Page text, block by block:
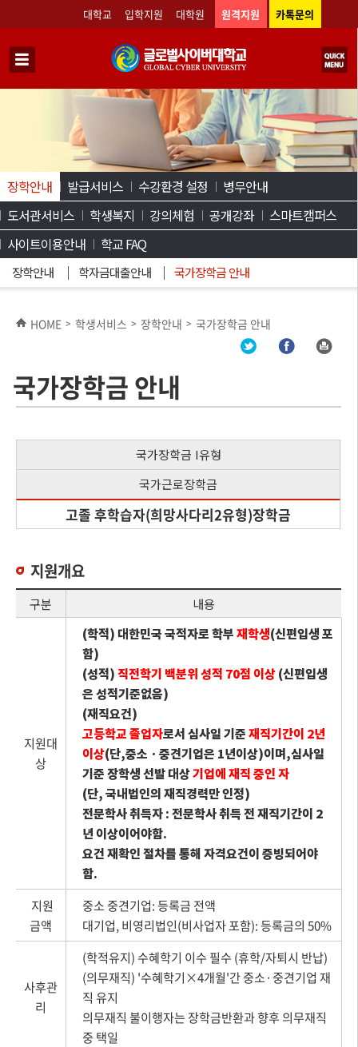
대학교 입학지원 대학원 원격지원 카톡문의
장학안내
장학안내 학자금대출안내 국가장학금 안내
발급서비스 수강환경 설정
병무안내
도서관서비스
학생복지 강의체험 공개강좌
스마트캠퍼스
사이트이용안내
학교 FAQ
HOME > 학생서비스 > 장학안내 > 국가장학금 안내
국가장학금 안내
국가장학금 I유형
국가근로장학금
고졸 후학습자(희망사다리2유형)장학금
지원개요
구분 내용
지원대
상
(학적) 대한민국 국적자로 학부재학생(신편입생 포
함)
(성적)직전학기 백분위 성적 70점 이상(신편입생
은 성적기준없음)
(재직요건)
고등학교 졸업자로서 심사일 기준재직기간이 2년
이상(단,중소ㆍ중견기업은 1년이상)이며,심사일
기준 장학생 선발 대상기업에 재직 중인 자
(단, 국내법인의 재직경력만 인정)
전문학사 취득자 : 전문학사 취득 전 재직기간이 2
년 이상이어야함.
요건 재확인 절차를 통해 자격요건이 증빙되어야
함.
지원
금액
중소 중견기업: 등록금 전액
대기업, 비영리법인(비사업자 포함): 등록금의 50%
사후관
리
(학적유지) 수혜학기 이수 필수 (휴학/자퇴시 반납)
(의무재직) '수혜학기×4개월'간 중소·중견기업 재
직 유지
의무재직 불이행자는 장학금반환과 향후 의무재직
중 택일